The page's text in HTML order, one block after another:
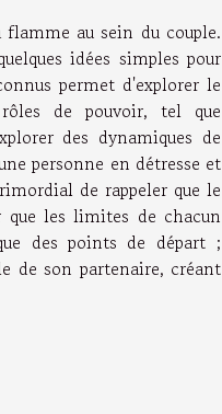
au sein du couple.
idées simples pour
permet d'explorer le
de pouvoir, tel que
des dynamiques de
personne en détresse et
de rappeler que le
les limites de chacun
des points de départ ;
de son partenaire, créant